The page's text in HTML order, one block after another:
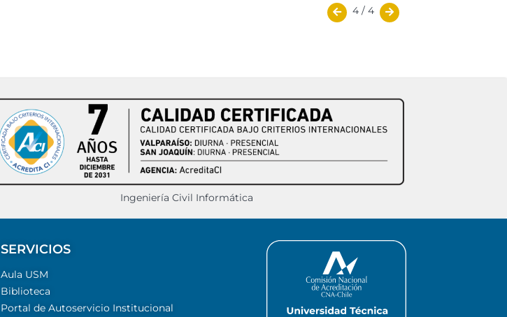
4 / 4
Ingeniería Civil Informática
SERVICIOS
Aula USM
Biblioteca
Portal de Autoservicio Institucional